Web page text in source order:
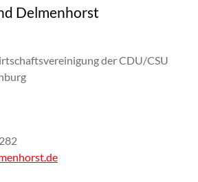
Delmenhorst
der CDU/CSU